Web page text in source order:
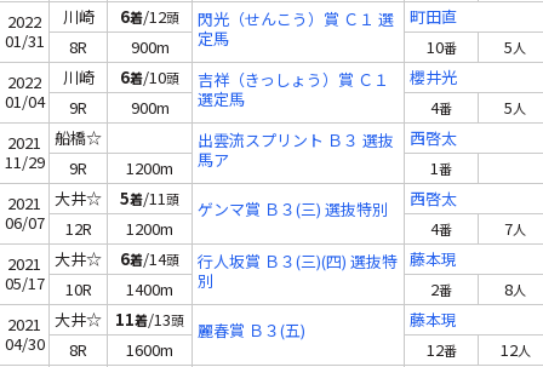
2022
01/31
川崎 6着/12頭
閃光（せんこう）賞 Ｃ１ 選
定馬
町田直
8R
900m 10番 5人
2022
01/04
川崎 6着/10頭
吉祥（きっしょう）賞 Ｃ１
選定馬
櫻井光
9R
900m 4番 5人
2021
11/29
船橋☆
出雲流スプリント Ｂ３ 選抜
馬ア
西啓太
9R
1200m 1番
2021
06/07
大井☆ 5着/11頭 ゲンマ賞 Ｂ３(三) 選抜特別
西啓太
12R
1200m 4番 7人
2021
05/17
大井☆ 6着/14頭
行人坂賞 Ｂ３(三)(四) 選抜特
別
藤本現
10R
1400m 2番 8人
2021
04/30
大井☆ 11着/13頭 麗春賞 Ｂ３(五)
藤本現
8R
1600m 12番 12人